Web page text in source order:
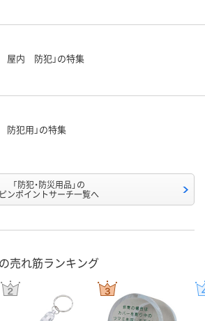
屋内 防犯」の特集
防犯用」の特集
「防犯・防災用品」の
ピンポイントサーチ一覧へ
売れ筋ランキング